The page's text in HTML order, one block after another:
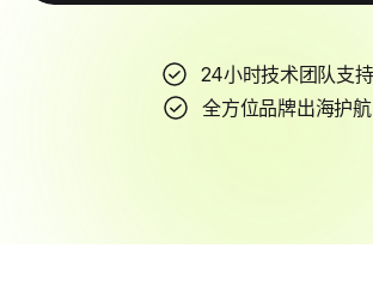
24小时技术团队支持
全方位品牌出海护航